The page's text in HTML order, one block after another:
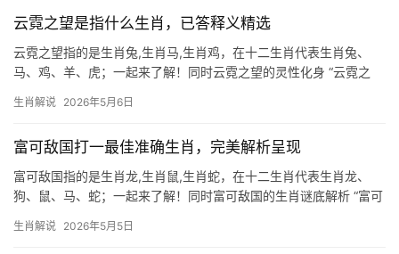
云霓之望是指什么生肖，已答释义精选
云霓之望指的是生肖兔,生肖马,生肖鸡，在十二生肖代表生肖兔、
马、鸡、羊、虎；一起来了解！同时云霓之望的灵性化身 “云霓之
肖兔最契合这一意象，兔为月宫灵物，性柔善敏，象征对美好事物
生肖解说 2026年5月6日
富可敌国打一最佳准确生肖，完美解析呈现
富可敌国指的是生肖龙,生肖鼠,生肖蛇，在十二生肖代表生肖龙、
狗、鼠、马、蛇；一起来了解！同时富可敌国的生肖谜底解析 “富可
匹配这一气象，龙为九五之尊，自古象征权势与财富，其腾云驾雾
生肖解说 2026年5月5日